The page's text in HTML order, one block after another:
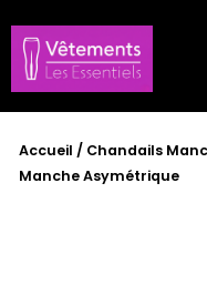
contenu
Accueil / Chandails
Manche Asymétrique